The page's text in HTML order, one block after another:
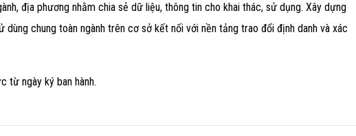
địa phương nhằm chia sẻ dữ liệu, thông tin cho khai thác, sử dụng. Xây dựng
chung toàn ngành trên cơ sở kết nối với nền tảng trao đổi định danh và xác
từ ngày ký ban hành.